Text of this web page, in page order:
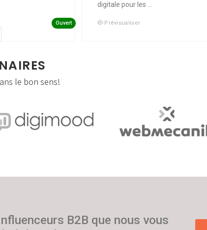
Ouvert
digitale pour les ...
Prévisualiser
le bon sens!
B2B que nous vous